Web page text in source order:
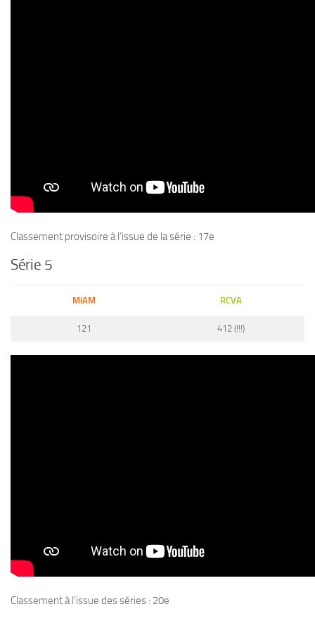
Classement provisoire à l’issue de la série : 17e
Série 5
MiAM RCVA
121 412 (!!!)
Classement à l’issue des séries : 20e